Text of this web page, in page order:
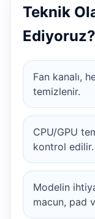
Teknik
Ediyoruz?
Fan kanalı,
temizlenir.
CPU/GPU
kontrol edilir.
Modelin
macun, pad